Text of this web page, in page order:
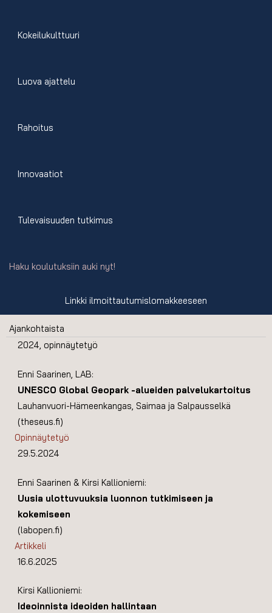
Kokeilukulttuuri
Luova ajattelu
Rahoitus
Innovaatiot
Tulevaisuuden tutkimus
Haku koulutuksiin auki nyt!
Linkki ilmoittautumislomakkeeseen
Ajankohtaista
2024, opinnäytetyö
Enni Saarinen, LAB:
UNESCO Global Geopark -alueiden palvelukartoitus
Lauhanvuori-Hämeenkangas, Saimaa ja Salpausselkä
(theseus.fi)
Opinnäytetyö
29.5.2024
Enni Saarinen & Kirsi Kallioniemi:
Uusia ulottuvuuksia luonnon tutkimiseen ja
kokemiseen
(labopen.fi)
Artikkeli
16.6.2025
Kirsi Kallioniemi:
Ideoinnista ideoiden hallintaan